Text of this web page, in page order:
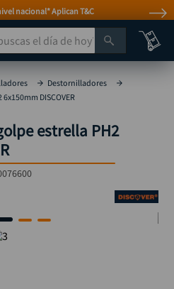
nacional* Aplican T&C
el día de hoy?
Destornilladores
DISCOVER
estrella PH2